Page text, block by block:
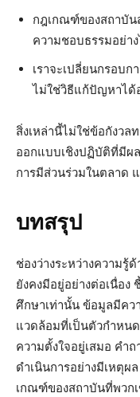
กฎเกณฑ์ของสถาบัน
ความชอบธรรมอย่า
เราจะเปลี่ยนกรอบก
ไม่ใช่วิธีแก้ปัญหาได้
สิ่งเหล่านี้ไม่ใช่ข้อกังวล
ออกแบบเชิงปฏิบัติที่มีผ
การมีส่วนร่วมในตลาด
บทสรุป
ช่องว่างระหว่างความรู้
ยังคงมีอยู่อย่างต่อเนื่อง
ศึกษาเท่านั้น ข้อมูลมีค
แวดล้อมที่เป็นตัวกำหน
ความตั้งใจอยู่เสมอ คำ
ดำเนินการอย่างมีเหตุ
เกณฑ์ของสถาบันที่พวก